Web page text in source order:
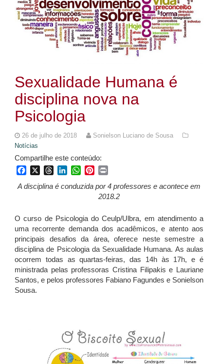
Sexualidade Humana é
disciplina nova na
Psicologia
26 de julho de 2018
Sonielson Luciano de Sousa
Notícias
Compartilhe este conteúdo:
FacebookThreadsLinkedInWhatsApp
Pinterest
A disciplina é conduzida por 4 professores e acontece em
2018.2
O curso de Psicologia do Ceulp/Ulbra, em atendimento a
uma recorrente demanda dos acadêmicos, e atento aos
principais desafios da área, oferece neste semestre a
disciplina de Psicologia da Sexualidade Humana. As aulas
ocorrem todas as quartas-feiras, das 14h às 17h, e é
ministrada pelas professoras Cristina Filipakis e Lauriane
Santos, e pelos professores Fabiano Fagundes e Sonielson
Sousa.